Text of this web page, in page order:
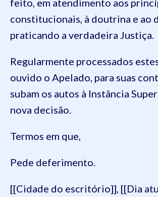
constitucionais, à doutrina e ao
praticando a verdadeira Justiça.
Regularmente processados
ouvido o Apelado, para suas
subam os autos à Instância
nova decisão.
Termos em que,
Pede deferimento.
[[Cidade do escritório]], [[Dia